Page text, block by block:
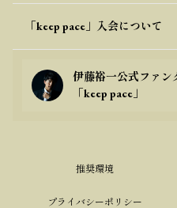
「keep pace」入会について
伊藤裕一公式ファン
「keep pace」
推奨環境
プライバシーポリシー